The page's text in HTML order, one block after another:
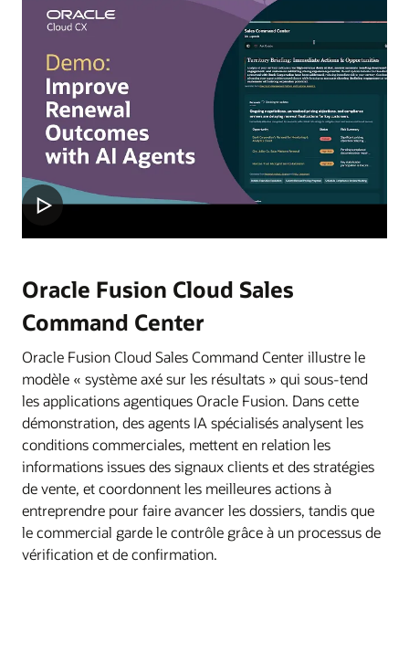
Oracle Fusion Cloud Sales
Command Center
Oracle Fusion Cloud Sales Command Center illustre le
modèle « système axé sur les résultats » qui sous-tend
les applications agentiques Oracle Fusion. Dans cette
démonstration, des agents IA spécialisés analysent les
conditions commerciales, mettent en relation les
informations issues des signaux clients et des stratégies
de vente, et coordonnent les meilleures actions à
entreprendre pour faire avancer les dossiers, tandis que
le commercial garde le contrôle grâce à un processus de
vérification et de confirmation.